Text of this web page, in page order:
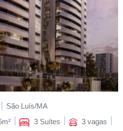
São Luís/MA
3 Suítes
3 vagas